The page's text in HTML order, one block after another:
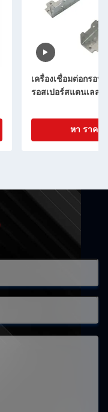
เครื่องเชื่อมต่อกรอบ
รอสเปอร์สแตนเลส
หา ราคา